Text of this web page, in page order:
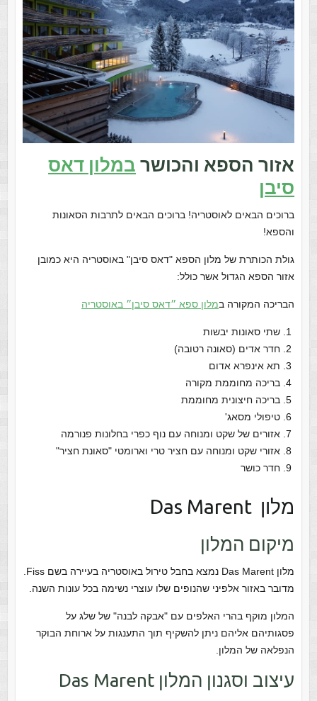
אזור הספא והכושר במלון דאס
סיבן
ברוכים הבאים לאוסטריה! ברוכים הבאים לתרבות הסאונות
והספא!
גולת הכותרת של מלון הספא "דאס סיבן" באוסטריה היא כמובן
אזור הספא הגדול אשר כולל:
הבריכה המקורה במלון ספא ״דאס סיבן״ באוסטריה
שתי סאונות יבשות
חדר אדים (סאונה רטובה)
תא אינפרא אדום
בריכה מחוממת מקורה
בריכה חיצונית מחוממת
טיפולי מסאג'
אזורים של שקט ומנוחה עם נוף כפרי בחלונות פנורמה
אזורי שקט ומנוחה עם חציר טרי וארומטי "סאונת חציר"
חדר כושר
מלון Das Marent
מיקום המלון
מדובר באזור אלפיני שהנופים שלו עוצרי נשימה בכל עונות השנה.
המלון מוקף בהרי האלפים עם "אבקה לבנה" של שלג על
פסגותיהם אליהם ניתן להשקיף תוך התענגות על ארוחת הבוקר
הנפלאה של המלון.
עיצוב וסגנון המלון Das Marent